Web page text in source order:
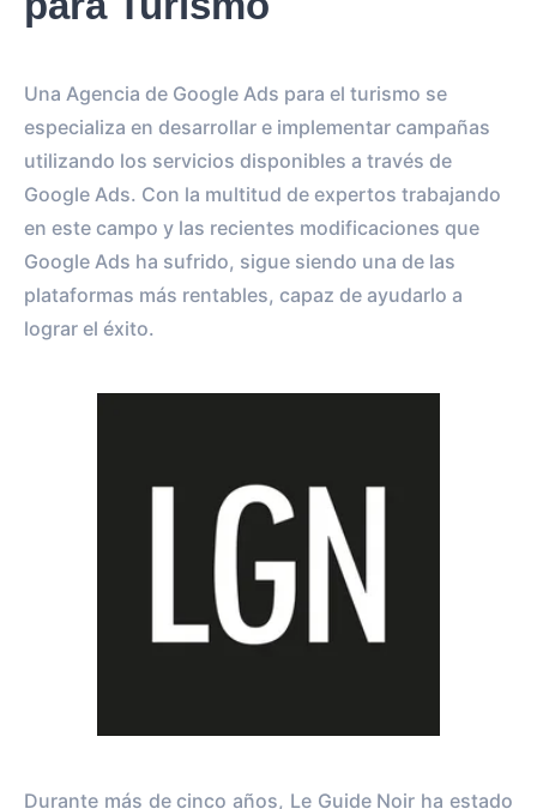
Una Agencia de Google Ads para el turismo se
especializa en desarrollar e implementar campañas
utilizando los servicios disponibles a través de
Google Ads. Con la multitud de expertos trabajando
en este campo y las recientes modificaciones que
Google Ads ha sufrido, sigue siendo una de las
plataformas más rentables, capaz de ayudarlo a
lograr el éxito.
Durante más de cinco años, Le Guide Noir ha estado